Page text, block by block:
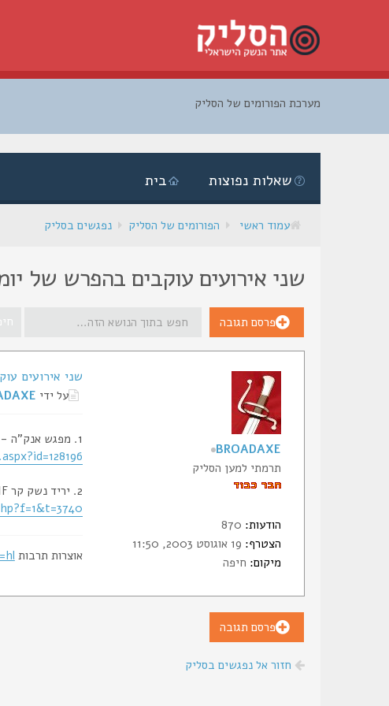
מערכת הפורומים של הסליק
בית שאלות נפוצות
עמוד ראשי הפורומים של הסליק נפגשים בסליק
שני אירועים עוקבים בהפרש של
פרסם תגובה
שני אירועים
על ידי
1. מפגש אנק"ה - אספני נשק קר היסטורי ואתני, בהרצליה, 23.5.13
2. יריד נשק קר RIF, עין המפרץ, 25.5.13
אוצרות תרבות
BROADAXE
תרמתי למען הסליק
הודעות:
הצטרף:
מיקום: חיפה
פרסם תגובה
חזור אל נפגשים בסליק